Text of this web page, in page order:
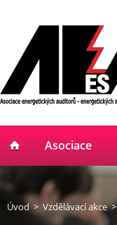
Asociace
Úvod > Vzdělávací akce >